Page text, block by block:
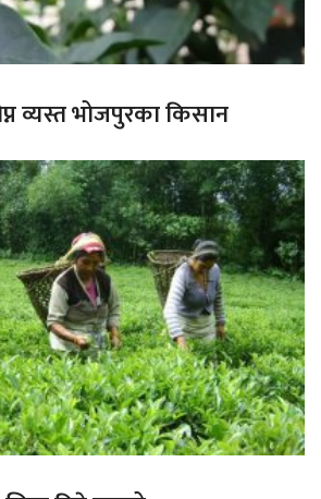
व्यस्त भोजपुरका किसान